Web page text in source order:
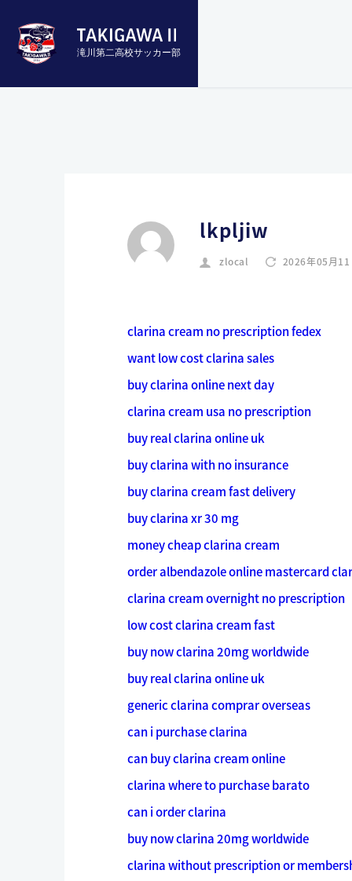
滝川第二高校サッカー部
lkpljiw
zlocal 2026年05月11
clarina cream no prescription fedex
want low cost clarina sales
buy clarina online next day
clarina cream usa no prescription
buy real clarina online uk
buy clarina with no insurance
buy clarina cream fast delivery
buy clarina xr 30 mg
money cheap clarina cream
order albendazole online mastercard
clarina cream overnight no prescription
low cost clarina cream fast
buy now clarina 20mg worldwide
buy real clarina online uk
generic clarina comprar overseas
can i purchase clarina
can buy clarina cream online
clarina where to purchase barato
can i order clarina
buy now clarina 20mg worldwide
clarina without prescription or